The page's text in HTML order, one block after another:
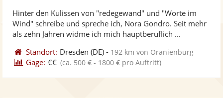
5
Hinter den Kulissen von "redegewand" und "Worte im
Wind" schreibe und spreche ich, Nora Gondro. Seit mehr
als zehn Jahren widme ich mich hauptberuflich ...
Standort: Dresden (DE) - 192 km von Oranienburg
Gage: €€ (ca. 500 € - 1800 € pro Auftritt)